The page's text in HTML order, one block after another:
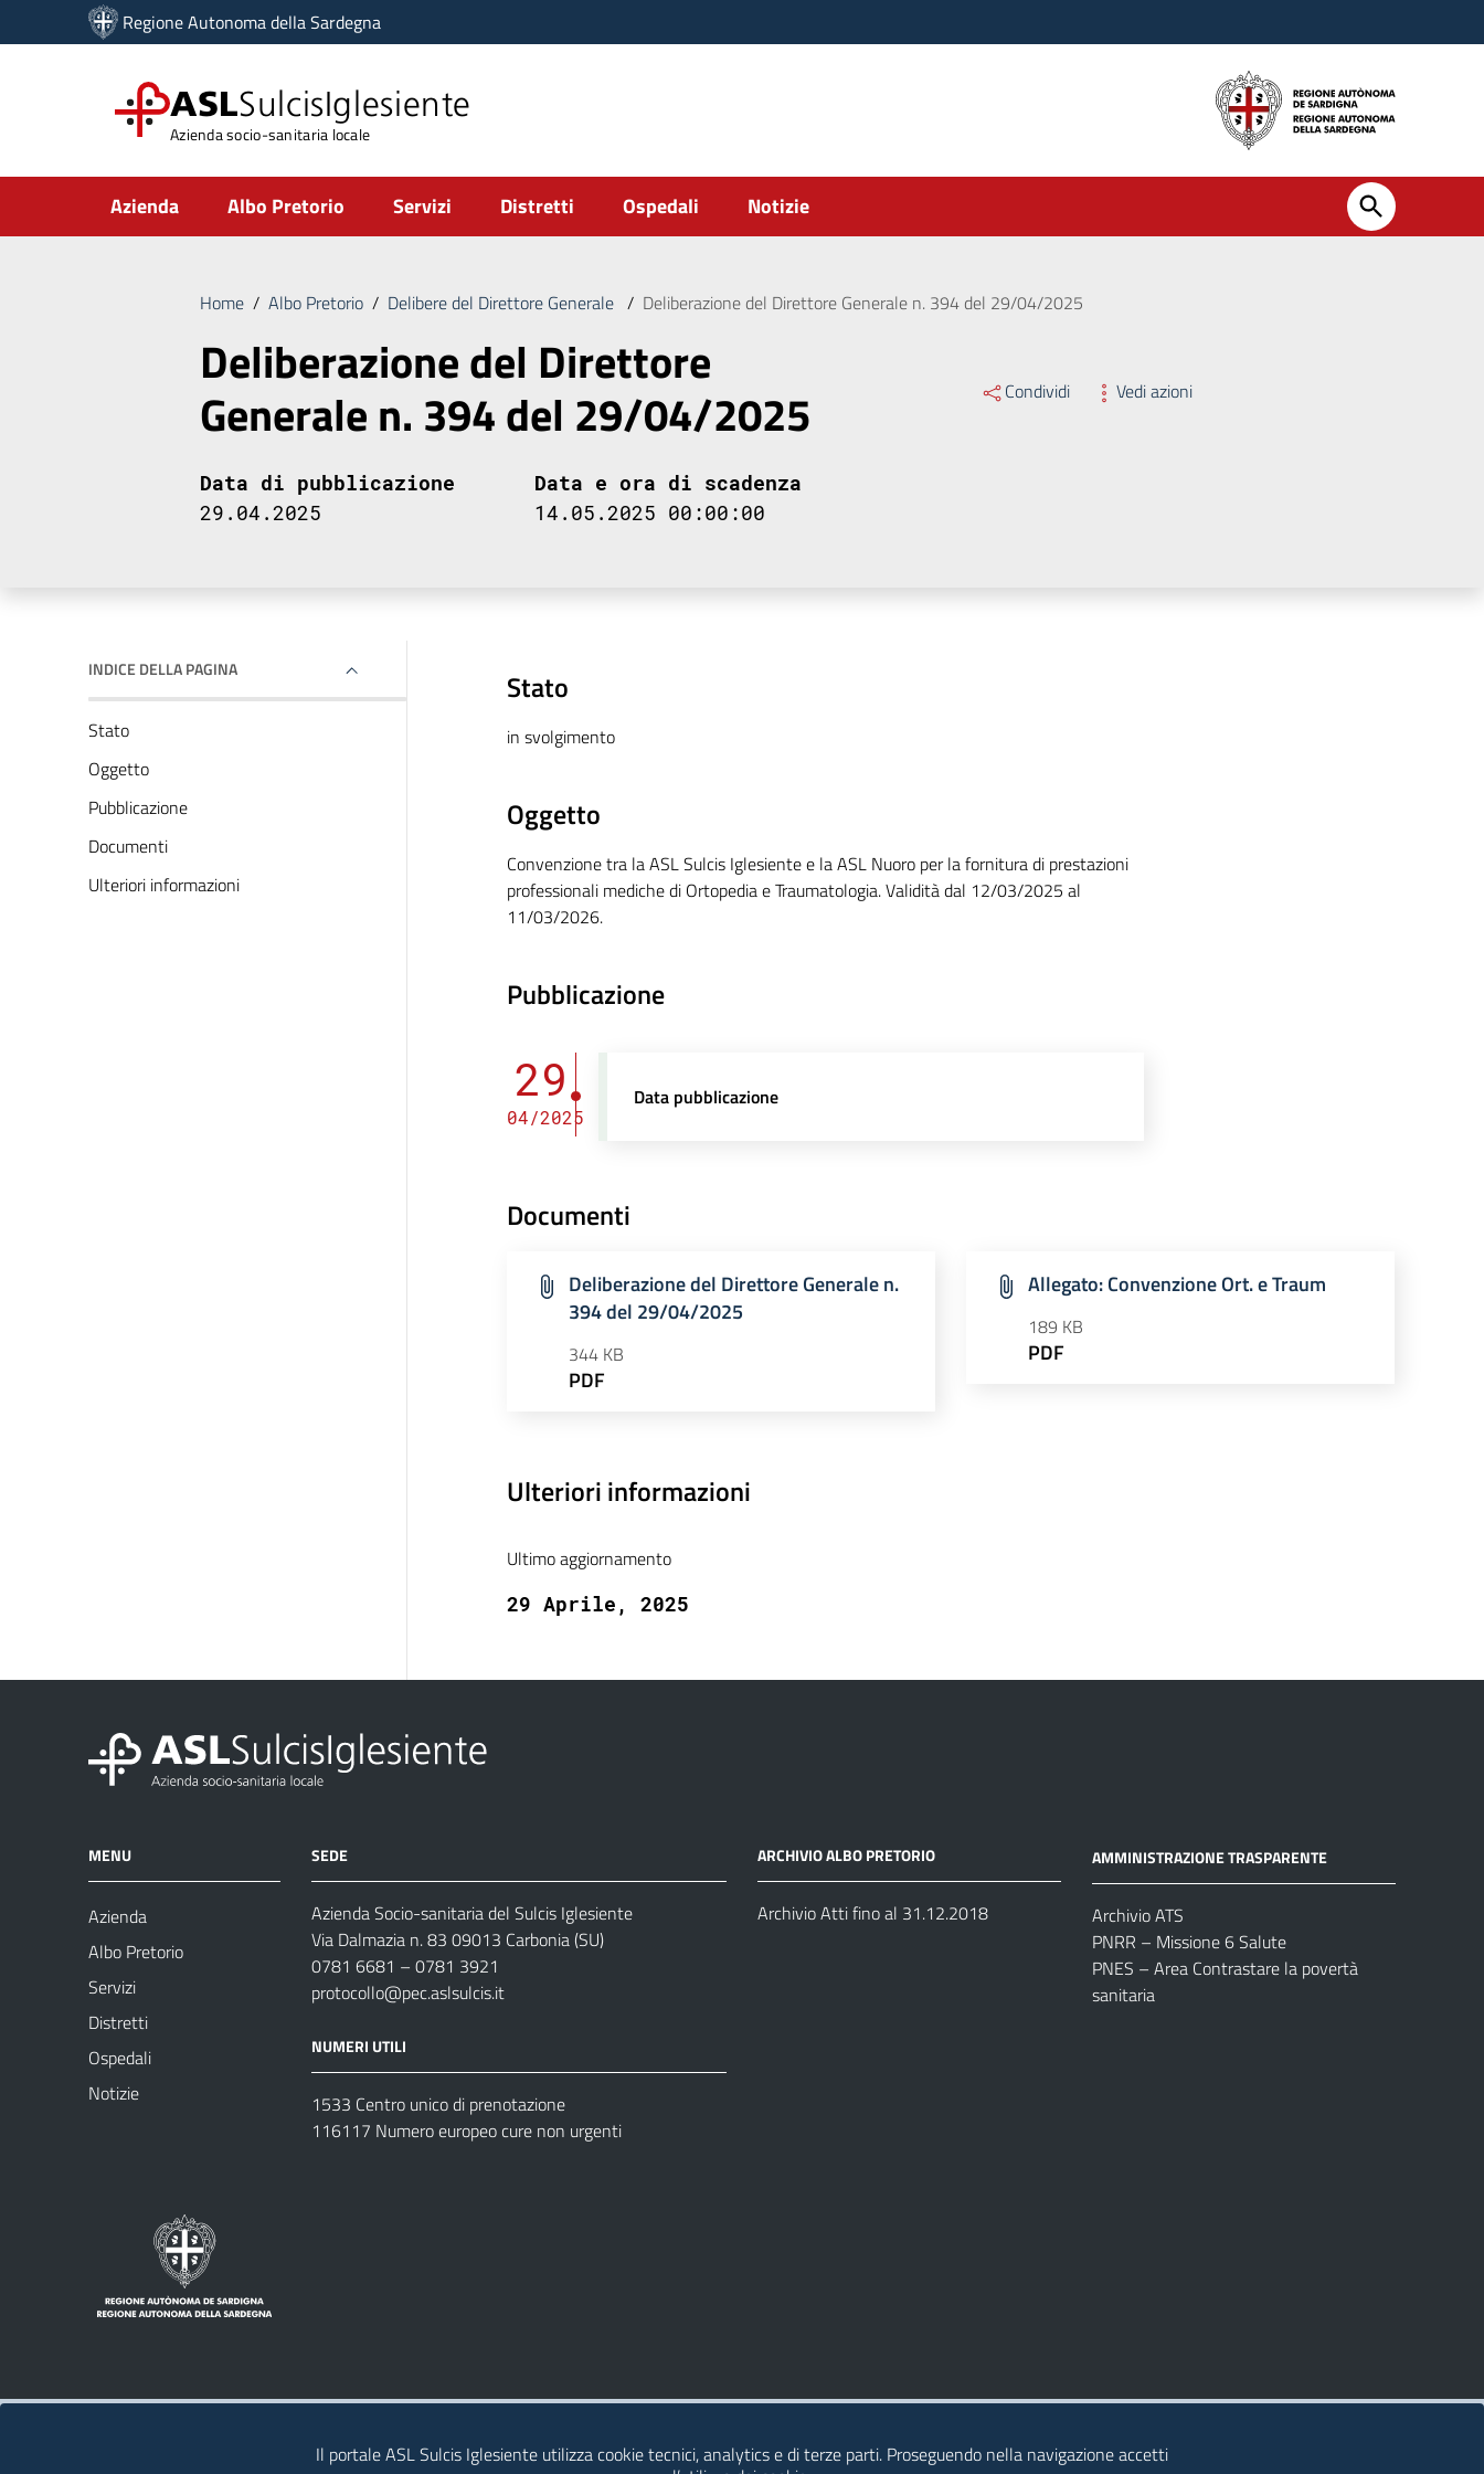
Vai ai contenuti
Vai al menu di navigazione
Regione Autonoma della Sardegna
ASLSulcisIglesiente
Azienda socio-sanitaria locale
Submenu
Azienda Albo Pretorio Servizi Distretti Ospedali Notizie
Home / Albo Pretorio / Delibere del Direttore Generale / Deliberazione del Direttore Generale n. 394 del 29/04/2025
Deliberazione del Direttore
Generale n. 394 del 29/04/2025 Condividi Vedi azioni
Data di pubblicazione
29.04.2025
Data e ora di scadenza
14.05.2025 00:00:00
INDICE DELLA PAGINA
Stato
Oggetto
Pubblicazione
Documenti
Ulteriori informazioni
Stato
in svolgimento
Oggetto
Convenzione tra la ASL Sulcis Iglesiente e la ASL Nuoro per la fornitura di prestazioni
professionali mediche di Ortopedia e Traumatologia. Validità dal 12/03/2025 al
11/03/2026.
Pubblicazione
29
04/2025
Data pubblicazione
Documenti
Deliberazione del Direttore Generale n.
394 del 29/04/2025
344 KB
PDF
Allegato: Convenzione Ort. e Traum
189 KB
PDF
Ulteriori informazioni
Ultimo aggiornamento
29 Aprile, 2025
MENU
Azienda
Albo Pretorio
Servizi
Distretti
Ospedali
Notizie
SEDE
Azienda Socio-sanitaria del Sulcis Iglesiente
Via Dalmazia n. 83 09013 Carbonia (SU)
0781 6681 – 0781 3921
protocollo@pec.aslsulcis.it
NUMERI UTILI
1533 Centro unico di prenotazione
116117 Numero europeo cure non urgenti
ARCHIVIO ALBO PRETORIO
Archivio Atti fino al 31.12.2018
AMMINISTRAZIONE TRASPARENTE
Archivio ATS
PNRR – Missione 6 Salute
PNES – Area Contrastare la povertà
sanitaria
Il portale ASL Sulcis Iglesiente utilizza cookie tecnici, analytics e di terze parti. Proseguendo nella navigazione accetti